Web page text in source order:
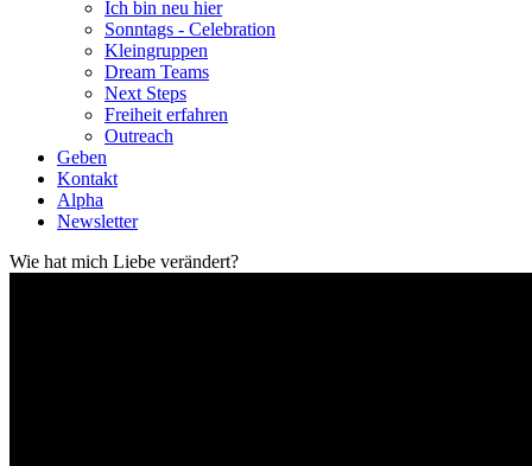
Ich bin neu hier
Sonntags - Celebration
Kleingruppen
Dream Teams
Next Steps
Freiheit erfahren
Outreach
Geben
Kontakt
Alpha
Newsletter
Wie hat mich Liebe verändert?